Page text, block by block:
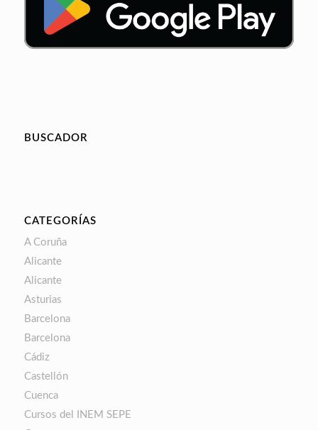
BUSCADOR
CATEGORÍAS
A Coruña
Alicante
Alicante
Asturias
Barcelona
Barcelona
Cádiz
Castellón
Cuenca
Cursos del INEM SEPE